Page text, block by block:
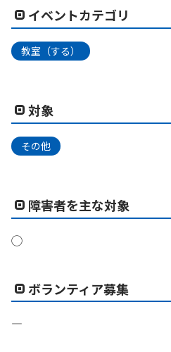
イベントカテゴリ
教室（する）
対象
その他
障害者を主な対象
◯
ボランティア募集
―